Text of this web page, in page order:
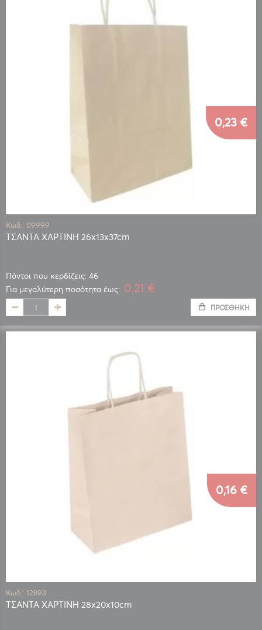
Κωδ.: 09999
ΤΣΑΝΤΑ ΧΑΡΤΙΝΗ 26x13x37cm
Πόντοι που κερδίζεις: 46
0,23 €
Για μεγαλύτερη ποσότητα έως: 0,21 €
ΠΡΟΣΘΉΚΗ
Κωδ.: 12893
ΤΣΑΝΤΑ ΧΑΡΤΙΝΗ 28x20x10cm
0,16 €